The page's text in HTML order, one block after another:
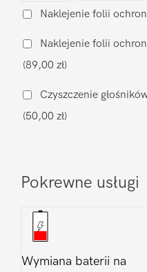
wyświetlacza
9
Pro
Plus
Naklejenie folii
Naklejenie folii
(89,00 zł)
Czyszczenie
(50,00 zł)
Pokrewne usługi
Wymiana baterii na